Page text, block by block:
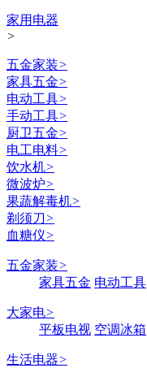
家用电器
>
五金家装>
家具五金>
电动工具>
手动工具>
厨卫五金>
电工电料>
饮水机>
微波炉>
果蔬解毒机>
剃须刀>
血糖仪>
五金家装>
家具五金 电动工具
大家电>
平板电视 空调冰箱
生活电器>